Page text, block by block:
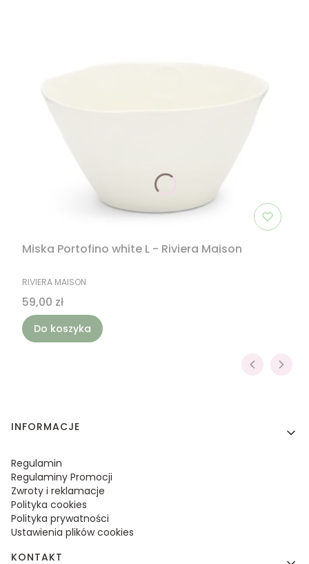
Miska Portofino white L - Riviera Maison
PRODUCENT
RIVIERA MAISON
Cena
59,00 zł
Do koszyka
Linki w stopce
INFORMACJE
Regulamin
Regulaminy Promocji
Zwroty i reklamacje
Polityka cookies
Polityka prywatności
Ustawienia plików cookies
KONTAKT